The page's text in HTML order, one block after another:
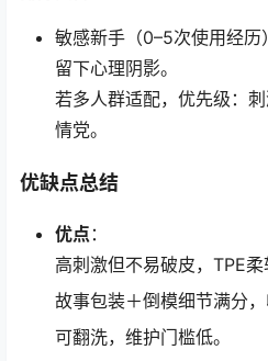
敏感新手（0–5次使用经
留下心理阴影。
若多人群适配，优先级：
情党。
优缺点总结
优点 ：
高刺激但不易破皮，TPE柔
故事包装＋倒模细节满分，
可翻洗，维护门槛低。